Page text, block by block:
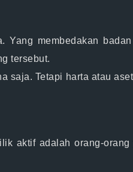
Yang membedakan
tersebut.
saja. Tetapi harta atau
aktif adalah orang-orang